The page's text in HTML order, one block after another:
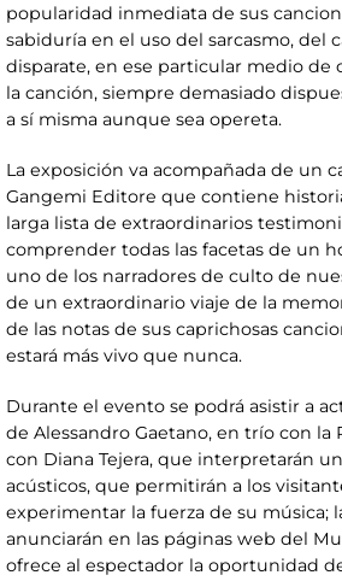
popularidad inmediata de sus
sabiduría en el uso del sarcasmo, del
disparate, en ese particular medio de
la canción, siempre demasiado
a sí misma aunque sea opereta.
La exposición va acompañada de un
Gangemi Editore que contiene
larga lista de extraordinarios
comprender todas las facetas de un
uno de los narradores de culto de
de un extraordinario viaje de la
de las notas de sus caprichosas
estará más vivo que nunca.
Durante el evento se podrá asistir a
de Alessandro Gaetano, en trío con la
con Diana Tejera, que interpretarán
acústicos, que permitirán a los
experimentar la fuerza de su música;
anunciarán en las páginas web del
ofrece al espectador la oportunidad